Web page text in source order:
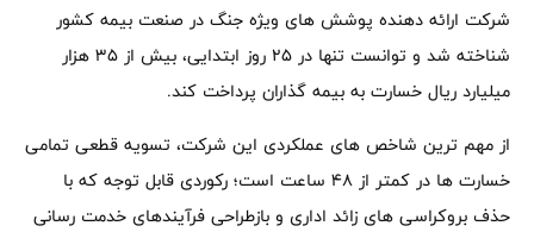
شرکت ارائه دهنده پوشش های ویژه جنگ در صنعت بیمه کشور
شناخته شد و توانست تنها در ۲۵ روز ابتدایی، بیش از ۳۵ هزار
میلیارد ریال خسارت به بیمه گذاران پرداخت کند.
از مهم ترین شاخص های عملکردی این شرکت، تسویه قطعی تمامی
خسارت ها در کمتر از ۴۸ ساعت است؛ رکوردی قابل توجه که با
حذف بروکراسی های زائد اداری و بازطراحی فرآیندهای خدمت رسانی